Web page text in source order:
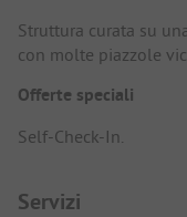
Struttura curata su
con molte piazzole
Offerte speciali
Self-Check-In.
Servizi